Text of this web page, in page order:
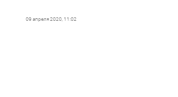
09 апреля 2020, 11:02